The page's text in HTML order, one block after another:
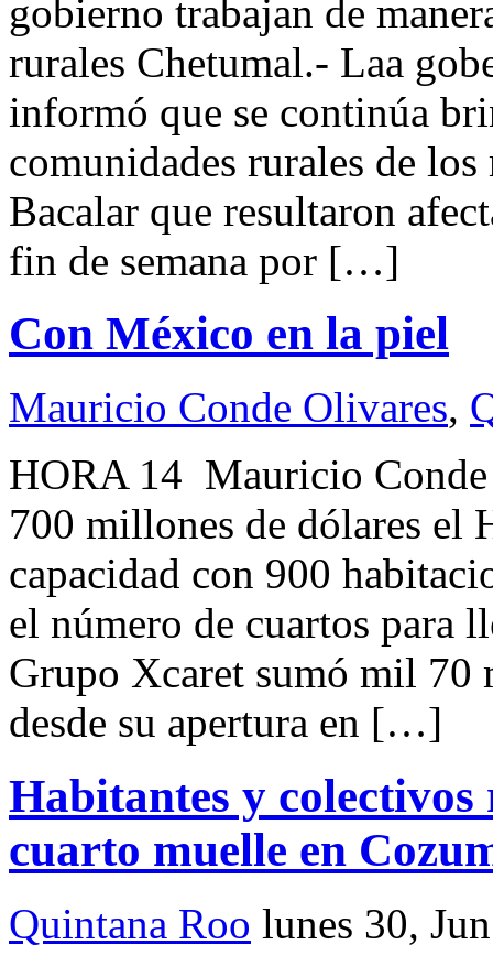
gobierno trabajan de
rurales Chetumal.- Laa
informó que se continúa
comunidades rurales de
Bacalar que resultaron
fin de semana por […]
Con México en la piel
Mauricio Conde Olivares,
HORA 14 Mauricio
700 millones de dólares el
capacidad con 900
el número de cuartos para
Grupo Xcaret sumó mil 70
desde su apertura en […]
Habitantes y
cuarto muelle en
Quintana Roo lunes 30,